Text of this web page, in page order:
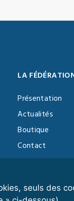
seuls des
LA
Présentation
Actualités
Boutique
Contact
Vidéothèque